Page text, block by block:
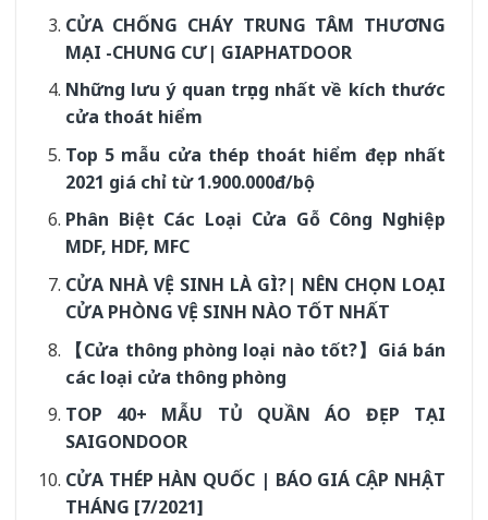
CỬA CHỐNG CHÁY TRUNG TÂM THƯƠNG
MẠI -CHUNG CƯ| GIAPHATDOOR
Những lưu ý quan trọng nhất về kích thước
cửa thoát hiểm
Top 5 mẫu cửa thép thoát hiểm đẹp nhất
2021 giá chỉ từ 1.900.000đ/bộ
Phân Biệt Các Loại Cửa Gỗ Công Nghiệp
MDF, HDF, MFC
CỬA NHÀ VỆ SINH LÀ GÌ?| NÊN CHỌN LOẠI
CỬA PHÒNG VỆ SINH NÀO TỐT NHẤT
【Cửa thông phòng loại nào tốt?】Giá bán
các loại cửa thông phòng
TOP 40+ MẪU TỦ QUẦN ÁO ĐẸP TẠI
SAIGONDOOR
CỬA THÉP HÀN QUỐC | BÁO GIÁ CẬP NHẬT
THÁNG [7/2021]